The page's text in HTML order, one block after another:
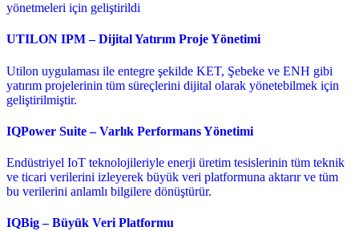
yönetmeleri için geliştirildi
UTILON IPM – Dijital Yatırım Proje Yönetimi
Utilon uygulaması ile entegre şekilde KET, Şebeke ve ENH gibi
yatırım projelerinin tüm süreçlerini dijital olarak yönetebilmek için
geliştirilmiştir.
IQPower Suite – Varlık Performans Yönetimi
Endüstriyel IoT teknolojileriyle enerji üretim tesislerinin tüm teknik
ve ticari verilerini izleyerek büyük veri platformuna aktarır ve tüm
bu verilerini anlamlı bilgilere dönüştürür.
IQBig – Büyük Veri Platformu